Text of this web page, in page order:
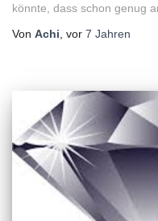
könnte, dass schon genug
Von Achi , vor 7 Jahren